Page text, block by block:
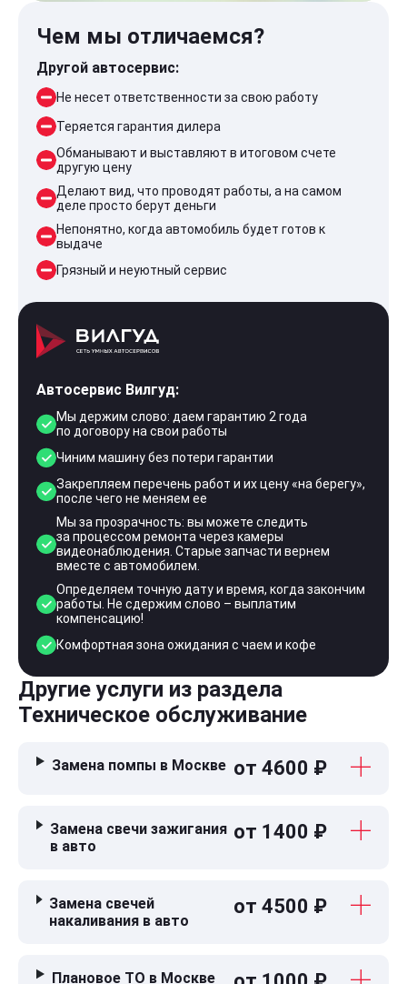
Чем мы отличаемся?
Другой автосервис:
Не несет ответственности за свою работу
Теряется гарантия дилера
Обманывают и выставляют в итоговом счете
другую цену
Делают вид, что проводят работы, а на самом
деле просто берут деньги
Непонятно, когда автомобиль будет готов к
выдаче
Грязный и неуютный сервис
Автосервис Вилгуд:
Мы держим слово: даем гарантию 2 года
по договору на свои работы
Чиним машину без потери гарантии
Закрепляем перечень работ и их цену «на берегу»,
после чего не меняем ее
Мы за прозрачность: вы можете следить
за процессом ремонта через камеры
видеонаблюдения. Старые запчасти вернем
вместе с автомобилем.
Определяем точную дату и время, когда закончим
работы. Не сдержим слово – выплатим
компенсацию!
Комфортная зона ожидания с чаем и кофе
Другие услуги из раздела
Техническое обслуживание
Замена помпы в Москве от 4600 ₽
Замена свечи зажигания
в авто
от 1400 ₽
Замена свечей
накаливания в авто
от 4500 ₽
Плановое ТО в Москве